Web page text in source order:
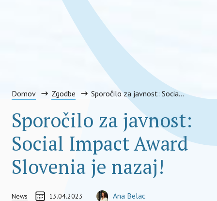
Domov Zgodbe Sporočilo za javnost: Social Impact Award Slovenia je nazaj!
Sporočilo za javnost:
Social Impact Award
Slovenia je nazaj!
News CREATED ON
13.04.2023 AVTORAna Belac